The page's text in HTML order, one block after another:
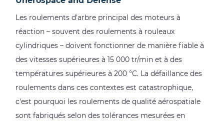
du
roulement
à
rouleaux
adapté
à
votre
application
Les roulements d'arbre principal des moteurs à
réaction – souvent des roulements à rouleaux
cylindriques – doivent fonctionner de manière fiable à
des vitesses supérieures à 15 000 tr/min et à des
températures supérieures à 200 °C. La défaillance des
roulements dans ces contextes est catastrophique,
c'est pourquoi les roulements de qualité aérospatiale
sont fabriqués selon des tolérances mesurées en